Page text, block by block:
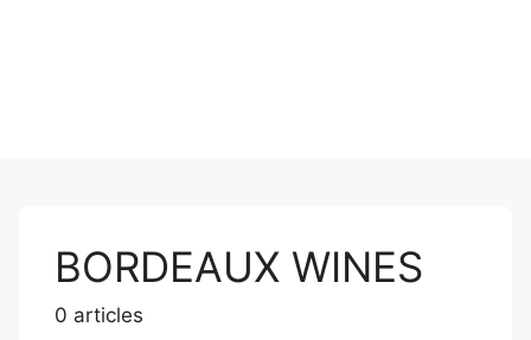
BORDEAUX WINES
0 articles